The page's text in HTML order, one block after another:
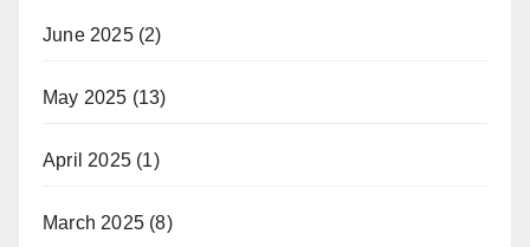
June 2025(2)
May 2025 (13)
April 2025 (1)
March 2025 (8)